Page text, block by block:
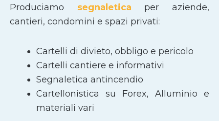
Produciamo segnaletica per aziende,
cantieri, condomini e spazi privati:
Cartelli di divieto, obbligo e pericolo
Cartelli cantiere e informativi
Segnaletica antincendio
Cartellonistica su Forex, Alluminio e
materiali vari